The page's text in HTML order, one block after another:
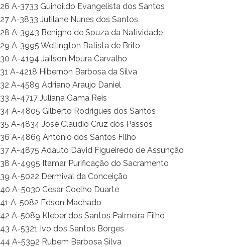
26 A-3733 Guinoildo Evangelista dos Santos
27 A-3833 Jutilane Nunes dos Santos
28 A-3943 Benigno de Souza da Natividade
29 A-3995 Wellington Batista de Brito
30 A-4194 Jailson Moura Carvalho
31 A-4218 Hibernon Barbosa da Silva
32 A-4589 Adriano Araujo Daniel
33 A-4717 Juliana Gama Reis
34 A-4805 Gilberto Rodrigues dos Santos
35 A-4834 José Claudio Cruz dos Passos
36 A-4869 Antonio dos Santos Filho
37 A-4875 Adauto David Figueiredo de Assunção
38 A-4995 Itamar Purificação do Sacramento
39 A-5022 Dermival da Conceição
40 A-5030 Cesar Coelho Duarte
41 A-5082 Edson Machado
42 A-5089 Kleber dos Santos Palmeira Filho
43 A-5321 Ivo dos Santos Borges
44 A-5392 Rubem Barbosa Silva